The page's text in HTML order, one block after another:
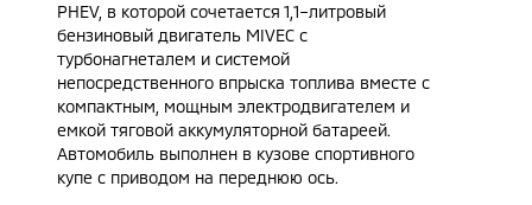
PHEV, в которой сочетается 1,1–литровый
бензиновый двигатель MIVEC с
турбонагнеталем и системой
непосредственного впрыска топлива вместе с
компактным, мощным электродвигателем и
емкой тяговой аккумуляторной батареей.
Автомобиль выполнен в кузове спортивного
купе с приводом на переднюю ось.